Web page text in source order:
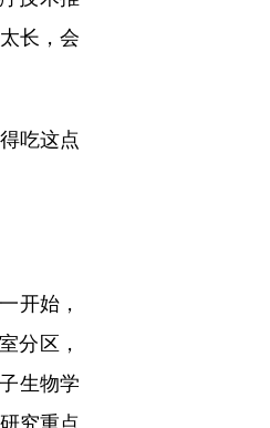
长，会
吃这点
开始，
分区，
生物学
究重点